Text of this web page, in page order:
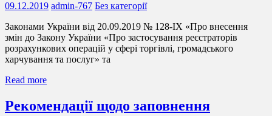
09.12.2019 admin-767 Без категорії
Законами України від 20.09.2019 № 128-IX «Про внесення
змін до Закону України «Про застосування реєстраторів
розрахункових операцій у сфері торгівлі, громадського
харчування та послуг» та
Read more
Рекомендації щодо заповнення